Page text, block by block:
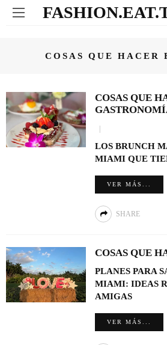
COSAS QUE HACER
COSAS QUE
LOS BRUNCH
MIAMI QUE
VER MÁS...
SHARE
COSAS QUE
PLANES PARA
MIAMI: IDEAS
AMIGAS
VER MÁS...